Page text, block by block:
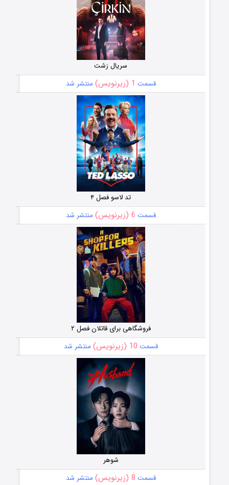
سریال زشت
قسمت 1 (زیرنویس) منتشر شد
تد لاسو فصل ۴
قسمت 6 (زیرنویس) منتشر شد
فروشگاهی برای قاتلان فصل ۲
قسمت 10 (زیرنویس) منتشر شد
شوهر
قسمت 8 (زیرنویس) منتشر شد